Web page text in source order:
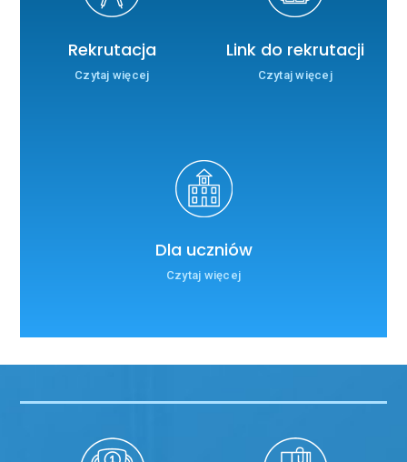
Rekrutacja
Czytaj więcej
Link do rekrutacji
Czytaj więcej
Dla uczniów
Czytaj więcej